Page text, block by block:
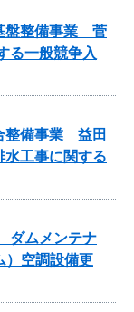
盤整備事業 菅
る一般競争入
整備事業 益田
水工事に関する
ダムメンテナ
）空調設備更